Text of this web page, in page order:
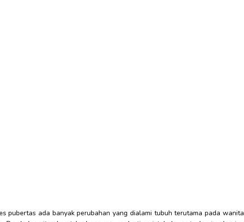
pubertas ada banyak perubahan yang dialami tubuh terutama pada wanita